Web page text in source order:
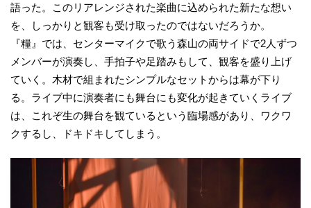
語った。このリアレンジされた楽曲に込められた新たな想い
を、しっかりと観客も受け取ったのではないだろうか。
『糧』では、センターマイクで歌う森山の両サイドで2人ずつ
メンバーが演奏し、手拍子や足踏みもして、観客を盛り上げ
ていく。木材で組まれたシンプルなセットからは幕が下り
る。ライブ中に演奏者にも舞台にも変化が起きていくライブ
は、これぞ生の舞台を観ているという臨場感があり、ワクワ
クするし、ドキドキしてしまう。